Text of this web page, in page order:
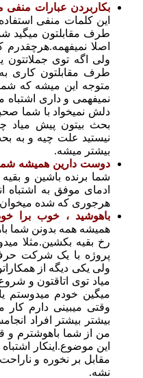
عبارات منفی مثل نه و
کلمات منفی استفاده میکنین
مقابلتون میگید شما بیشتر
نمیفهمه.هرچقدرم که
اگه توی جملاتتون یه سری
مقابلتون کاری به اون
این میشه که شما دارین
و داری اشتباه میکنی
نمیخواد با شما صحبت کنه
بیتون پیش میاد چون از
علت چیه و به بحث ها
میشه.
دارین همیشه شما برنده
برنده باشین و بقیه شکست
موفق به اشتباه انجامش
که شده میخوان که
، خوب برا خودتون
همه بدونن شما باهوشید و
بکشین.مثلا میدونین که
با یک شرکت حرف زده
یکی دیگه از همکاراتون که در
توی اتاقتون و شروع میکنه
خودم میدوستم یا اینکه
میبینی دارم کار میکنم این
بیشتر افراد انجامش میدن.
شما باهوشترم و قبل ایننکه
موضوع.اینکار اشتباه و باید
بر نخوره و ناراحت نشه